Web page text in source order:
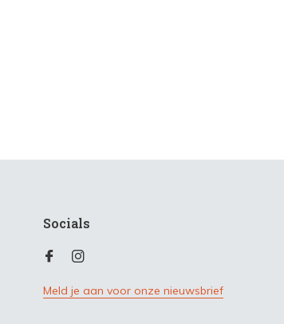
Socials
Meld je aan voor onze nieuwsbrief